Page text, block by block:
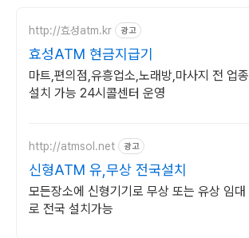
http://효성atm.kr 광고
효성ATM 현금지급기
마트,편의점,유흥업소,노래방,마사지 전 업종
설치 가능 24시콜센터 운영
http://atmsol.net 광고
신형ATM 유,무상 전국설치
모든장소에 신형기기로 무상 또는 유상 임대
로 전국 설치가능